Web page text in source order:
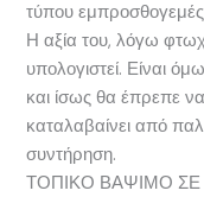
τύπου
Η αξία του, λόγω
υπολογιστεί. Είναι
και ίσως θα έπρεπε
καταλαβαίνει από
συντήρηση.
ΤΟΠΙΚΟ ΒΑΨΙΜΟ ΣΕ